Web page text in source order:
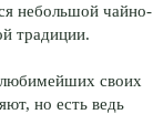
небольшой чайно-
традиции.
своих
но есть ведь